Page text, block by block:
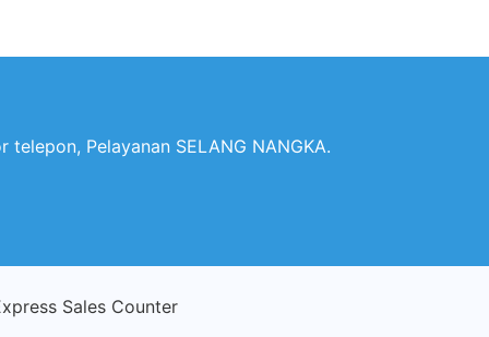
telepon, Pelayanan SELANG NANGKA.
Sales Counter